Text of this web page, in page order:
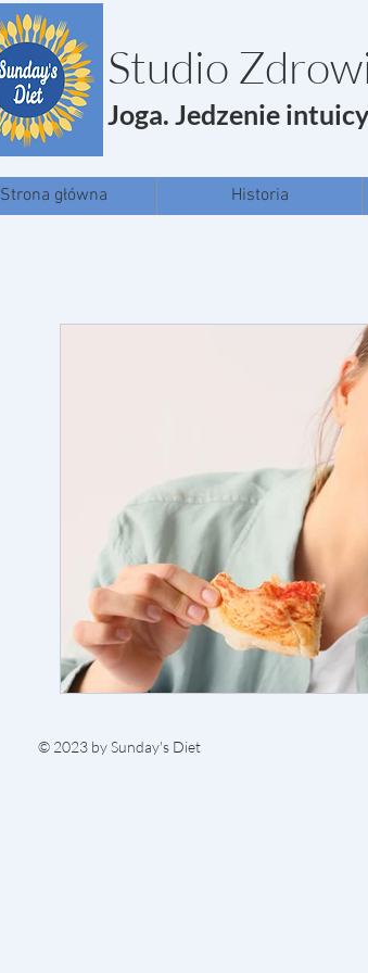
Studio
Joga. Jedzenie
Strona główna Historia
© 2023 by Sunday's Diet